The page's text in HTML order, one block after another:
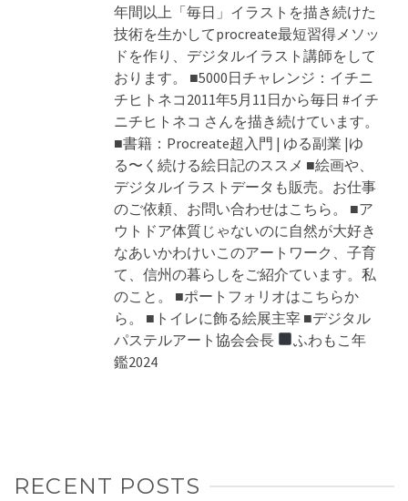
年間以上「毎日」イラストを描き続けた
技術を生かしてprocreate最短習得メソッ
ドを作り、デジタルイラスト講師をして
おります。 ■5000日チャレンジ：イチニ
チヒトネコ2011年5月11日から毎日 #イチ
ニチヒトネコ さんを描き続けています。
■書籍：Procreate超入門 | ゆる副業 |ゆ
る〜く続ける絵日記のススメ ■絵画や、
デジタルイラストデータも販売。お仕事
のご依頼、お問い合わせはこちら。 ■ア
ウトドア体質じゃないのに自然が大好き
なあいかわけいこのアートワーク、子育
て、信州の暮らしをご紹介ています。私
のこと。 ■ポートフォリオはこちらか
ら。 ■トイレに飾る絵展主宰 ■デジタル
パステルアート協会会長
ふわもこ年
鑑2024
RECENT POSTS